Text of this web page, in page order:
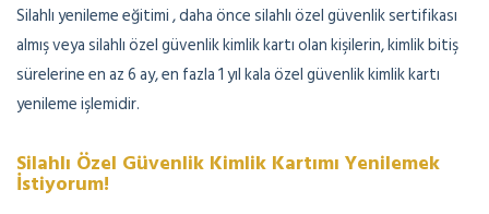
Silahlı yenileme eğitimi , daha önce silahlı özel güvenlik sertifikası
almış veya silahlı özel güvenlik kimlik kartı olan kişilerin, kimlik bitiş
sürelerine en az 6 ay, en fazla 1 yıl kala özel güvenlik kimlik kartı
yenileme işlemidir.
Silahlı Özel Güvenlik Kimlik Kartımı Yenilemek
İstiyorum!